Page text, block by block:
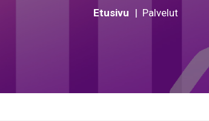
Etusivu | Palvelut